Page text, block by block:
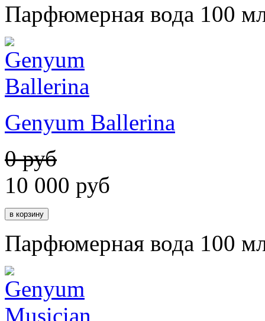
Парфюмерная вода 100
Genyum Ballerina
0 руб
10 000 руб
Парфюмерная вода 100